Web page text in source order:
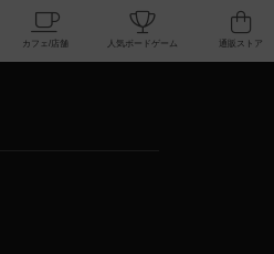
掲示板一覧 カフェ/店舗 人気ボードゲ